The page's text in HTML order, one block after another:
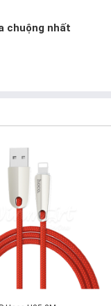
chuộng nhất